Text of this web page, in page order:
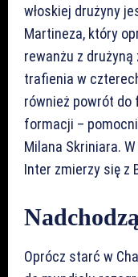
włoskiej drużyny
Martineza, który
rewanżu z drużyną
trafienia w
również powrót do
formacji –
Milana Skriniara.
Inter zmierzy się z
Oprócz starć w